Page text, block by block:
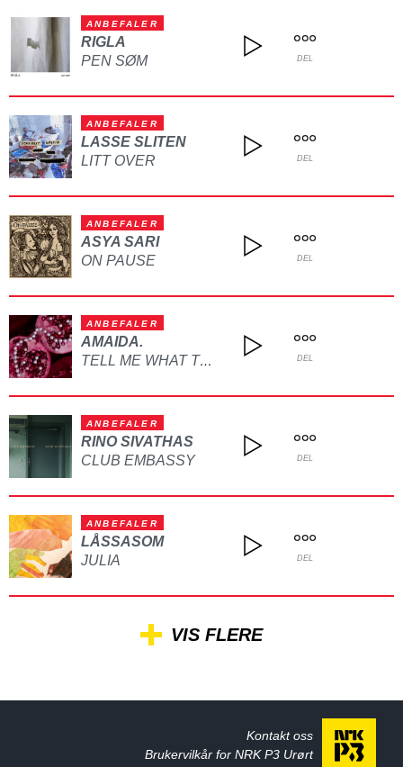
ANBEFALER
RIGLA
PEN SØM
DEL
ANBEFALER
LASSE SLITEN
LITT OVER
DEL
ANBEFALER
ASYA SARI
ON PAUSE
DEL
ANBEFALER
AMAIDA.
TELL ME WHAT TO DO DEL
ANBEFALER
RINO SIVATHAS
CLUB EMBASSY
DEL
ANBEFALER
LÅSSASOM
JULIA
DEL
VIS FLERE
Kontakt oss
Brukervilkår for NRK P3 Urørt